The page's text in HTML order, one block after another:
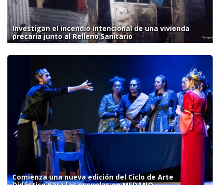
Investigan el incendio intencional de una vivienda
precaria junto al Relleno Sanitario
Comienza una nueva edición del Ciclo de Arte